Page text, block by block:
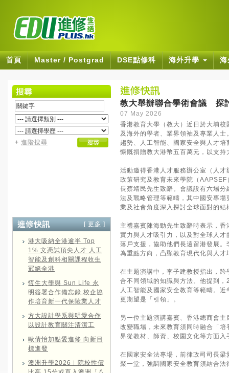
首頁 Master / Postgrad DSE點修科 海外升學
+ 進階搜尋
[ 更多 ]
港大吸納全港逾半 Top
1% 文憑試頂尖人才 人工
智能及創科相關課程收生
冠絕全港
恆生大學與 Sun Life 永
明簽署合作備忘錄 校企協
作培育新一代保險業人才
方大設計學系與明愛合作
以設計教育關注清潔工
歐倩怡加點愛進修 向新目
標進發
澳洲升學2026︱院校性價
教大舉辦聯合學術會議 探
07 May 2026
香港教育大學（教大）近日於大埔
及海外的學者、業界領袖及專業人
趨勢、人工智能、國家安全與人才
慷慨捐贈教大港幣五百萬元，以支
活動邀得香港人才服務辦公室（人
政策研究及教育未來學院（
長蔡靖民先生致辭。會議設有六場
法及戰略管理等範疇，其中國安專
業及社會角度深入探討全球面對的
主禮嘉賓陳海勁先生致辭時表示，
實力與人才吸引力，以及對全球人
落戶支援，協助他們長遠留港發展
為重點方向，凸顯教育現代化與人
在主題演講中，李子建教授指出，
合不同領域的知識與方法。他提到
人工智能及國家安全教育等範疇。
更期望是「引領」。
另一位主題演講嘉賓、香港總商會
改變職場，未來教育須同時融合「
界從教材、師資、校園文化等方面
在國家安全法專場，前律政司司長
聚一堂，強調國家安全教育須結合